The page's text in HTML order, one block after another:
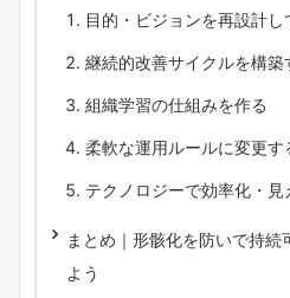
目的・ビジョンを再設計し
継続的改善サイクルを構築
組織学習の仕組みを作る
柔軟な運用ルールに変更す
テクノロジーで効率化・見
まとめ｜形骸化を防いで持続
よう